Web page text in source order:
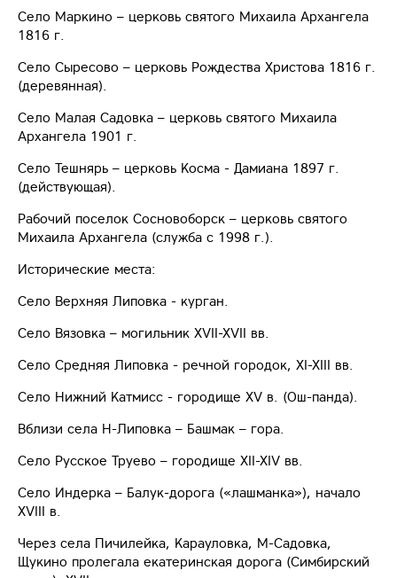
Село Маркино – церковь святого Михаила Архангела
1816 г.
Село Сыресово – церковь Рождества Христова 1816 г.
(деревянная).
Село Малая Садовка – церковь святого Михаила
Архангела 1901 г.
Село Тешнярь – церковь Косма - Дамиана 1897 г.
(действующая).
Рабочий поселок Сосновоборск – церковь святого
Михаила Архангела (служба с 1998 г.).
Исторические места:
Село Верхняя Липовка - курган.
Село Вязовка – могильник XVII-XVII вв.
Село Средняя Липовка - речной городок, XI-XIII вв.
Село Нижний Катмисс - городище XV в. (Ош-панда).
Вблизи села Н-Липовка – Башмак – гора.
Село Русское Труево – городище XII-XIV вв.
Село Индерка – Балук-дорога («лашманка»), начало
XVIII в.
Через села Пичилейка, Карауловка, М-Садовка,
Щукино пролегала екатеринская дорога (Симбирский